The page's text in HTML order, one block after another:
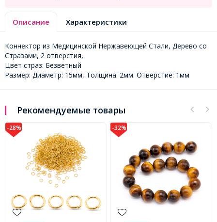
Описание Характеристики
Коннектор из Медицинской Нержавеющей Стали, Дерево со
Стразами, 2 отверстия,
Цвет страз: Безветный
Размер: Диаметр: 15мм, Толщина: 2мм. Отверстие: 1мм
Рекомендуемые товары
-32% -28%